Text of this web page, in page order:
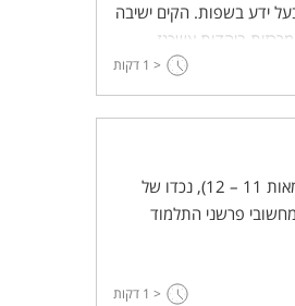
ידע בשפות. הקים ישיבה
ביהדות אשכנז
ולדורות.
< 1 דקות
ר' שמואל בן מאיר (המאות 11 – 12), נכדו של
פרשני התלמוד
< 1 דקות